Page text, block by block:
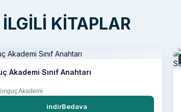
İLGILI KITAPLAR
Akademi Sınıf Anahtarı
Akademi
indirBedava